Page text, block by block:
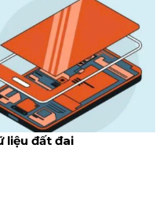
liệu đất đai